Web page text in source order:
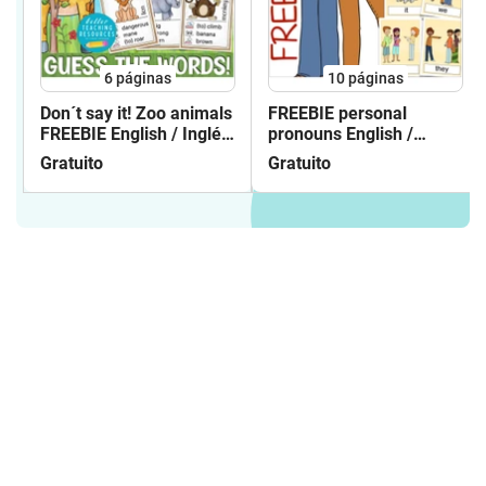
6páginas
Don´t say it! Zoo animals
FREEBIE English / Inglés
gratis
Gratuito
10páginas
FREEBIE personal
pronouns English /
Inglés flash cards
Gratuito